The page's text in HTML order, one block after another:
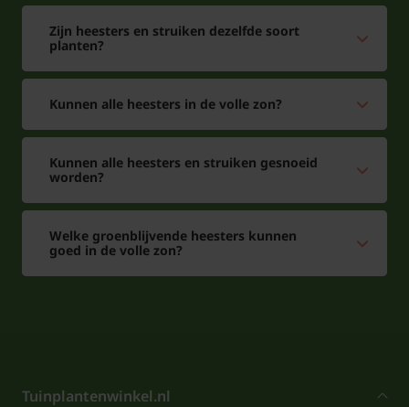
Voor snoei- en onderhoudstips voor de struikroos
'Alcantara'
Zijn heesters en struiken dezelfde soort
planten?
Kunnen alle heesters in de volle zon?
Kunnen alle heesters en struiken gesnoeid
worden?
Welke groenblijvende heesters kunnen
goed in de volle zon?
Tuinplantenwinkel.nl